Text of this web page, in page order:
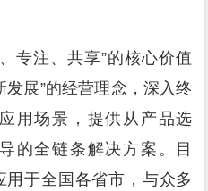
注、共享”的核心价值
展”的经营理念，深入终
用场景，提供从产品选
的全链条解决方案。目
于全国各省市，与众多